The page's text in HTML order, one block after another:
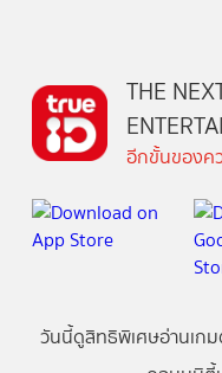
THE
อีกขั้นของค
วันนี้ดูสิทธิพิเศษอ่านเกม